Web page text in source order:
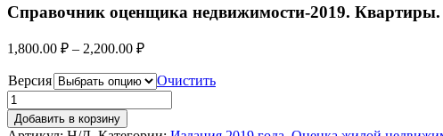
Справочник оценщика недвижимости-2019. Квартиры.
1,800.00 ₽ – 2,200.00 ₽
Версия Очистить
Добавить в корзину